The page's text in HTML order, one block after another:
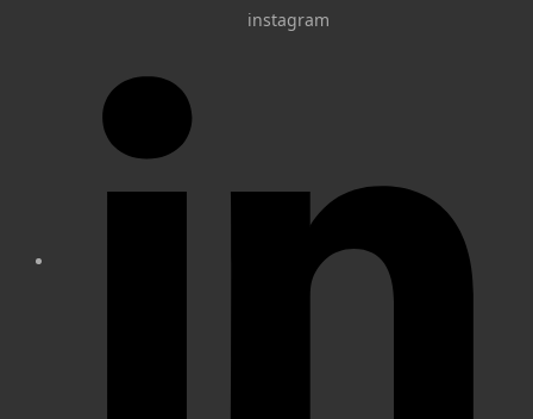
instagram